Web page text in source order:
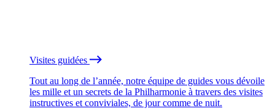
Visites guidées
Tout au long de l’année, notre équipe de guides vous dévoile
les mille et un secrets de la Philharmonie à travers des visites
instructives et conviviales, de jour comme de nuit.